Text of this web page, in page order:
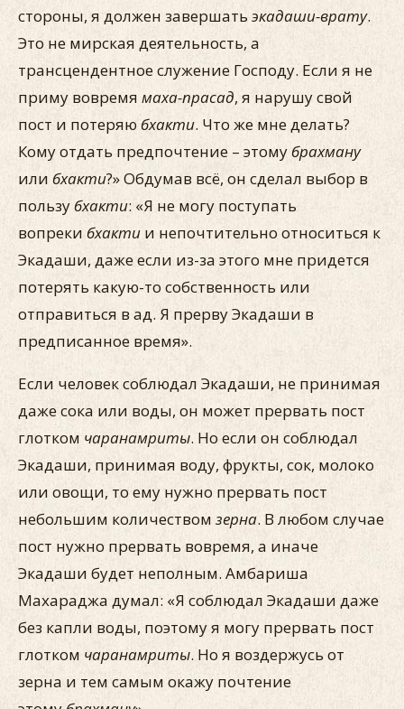
стороны, я должен завершать экадаши-врату.
Это не мирская деятельность, а
трансцендентное служение Господу. Если я не
приму вовремя маха-прасад, я нарушу свой
пост и потеряюбхакти. Что же мне делать?
Кому отдать предпочтение – этомубрахману
или бхакти?» Обдумав всё, он сделал выбор в
пользубхакти: «Я не могу поступать
вопреки бхакти и непочтительно относиться к
Экадаши, даже если из-за этого мне придется
потерять какую-то собственность или
отправиться в ад. Я прерву Экадаши в
предписанное время».
Если человек соблюдал Экадаши, не принимая
даже сока или воды, он может прервать пост
глотком чаранамриты. Но если он соблюдал
Экадаши, принимая воду, фрукты, сок, молоко
или овощи, то ему нужно прервать пост
небольшим количеством зерна. В любом случае
пост нужно прервать вовремя, а иначе
Экадаши будет неполным. Амбариша
Махараджа думал: «Я соблюдал Экадаши даже
без капли воды, поэтому я могу прервать пост
глотком чаранамриты. Но я воздержусь от
зерна и тем самым окажу почтение